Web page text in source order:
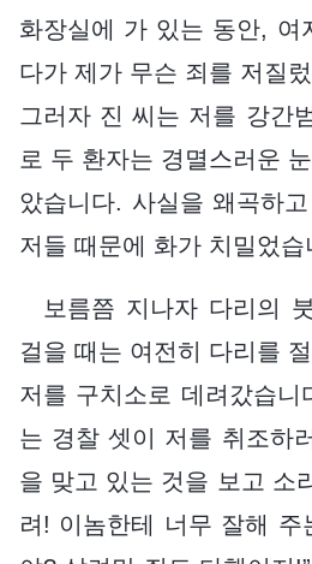
화장실에 가 있는 동안, 여
다가 제가 무슨 죄를 저질
그러자 진 씨는 저를 강간
로 두 환자는 경멸스러운
았습니다. 사실을 왜곡하
저들 때문에 화가 치밀었습
보름쯤 지나자 다리의
걸을 때는 여전히 다리를
저를 구치소로 데려갔습
는 경찰 셋이 저를 취조하
을 맞고 있는 것을 보고 소
려! 이놈한테 너무 잘해